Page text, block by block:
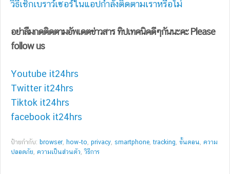
วิธีเช็กเบราว์เซอร์ในแอปกำลังติดตามเราหรือไม่
อย่าลืมกดติดตามอัพเดตข่าวสาร ทิปเทคนิคดีๆกันนะคะ Please
follow us
Youtube it24hrs
Twitter it24hrs
Tiktok it24hrs
facebook it24hrs
ป้ายกำกับ: browser, how-to, privacy, smartphone,tracking, ขั้นตอน, ความ
ปลอดภัย, ความเป็นส่วนตัว,วิธีการ